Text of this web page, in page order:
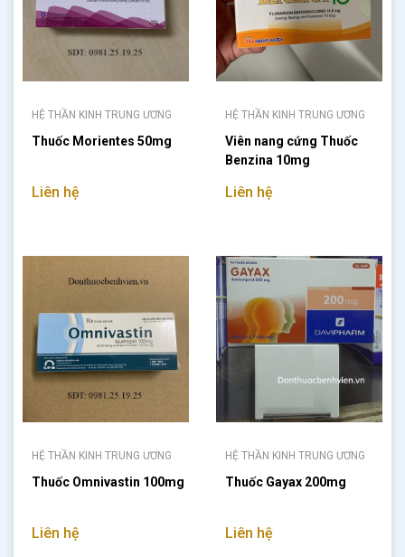
HỆ THẦN KINH TRUNG ƯƠNG
Thuốc Morientes 50mg
Liên hệ
HỆ THẦN KINH TRUNG ƯƠNG
Viên nang cứng Thuốc
Benzina 10mg
Liên hệ
HỆ THẦN KINH TRUNG ƯƠNG
Thuốc Omnivastin 100mg
Liên hệ
HỆ THẦN KINH TRUNG ƯƠNG
Thuốc Gayax 200mg
Liên hệ